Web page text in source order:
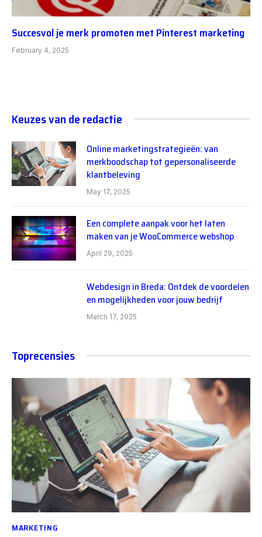
Succesvol je merk promoten met Pinterest marketing
February 4, 2025
Keuzes van de redactie
Online marketingstrategieën: van
merkboodschap tot gepersonaliseerde
klantbeleving
May 17, 2025
Een complete aanpak voor het laten
maken van je WooCommerce webshop
April 29, 2025
Webdesign in Breda: Ontdek de voordelen
en mogelijkheden voor jouw bedrijf
March 17, 2025
Toprecensies
MARKETING